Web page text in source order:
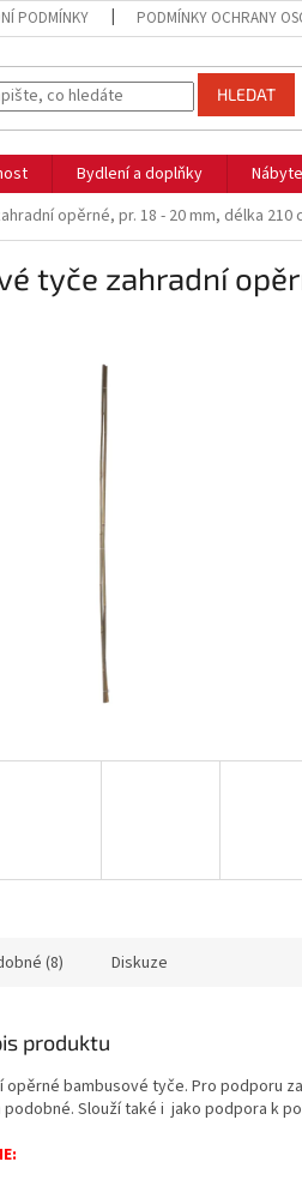
PODMÍNKY PODMÍNKY OCHRANY
HLEDAT
Bydlení a doplňky
opěrné, pr. 18 - 20 mm, délka 210
tyče zahradní
(8) Diskuze
produktu
opěrné bambusové tyče. Pro podporu
podobné. Slouží také i jako podpora k